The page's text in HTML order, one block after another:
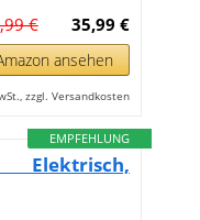
35,99 €
€
ansehen
zzgl. Versandkosten
EMPFEHLUNG
Elektrisch,